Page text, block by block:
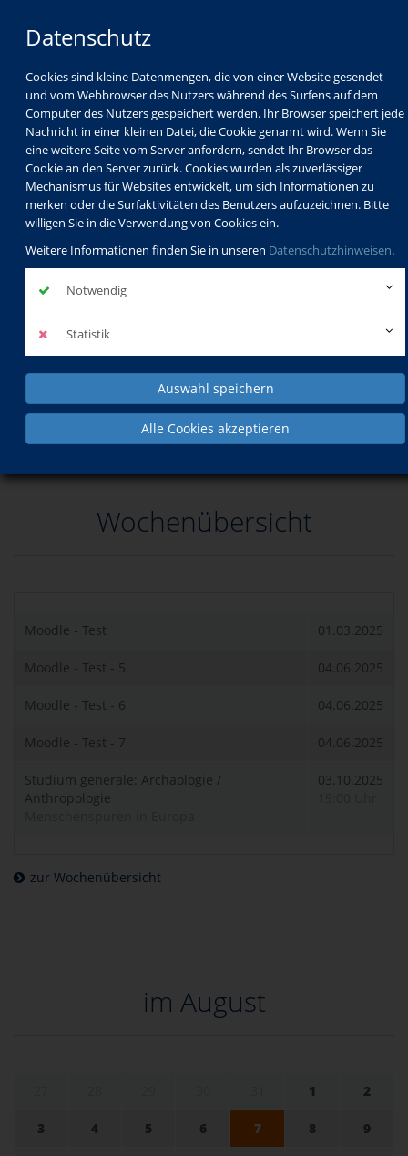
Datenschutz
Cookies sind kleine Datenmengen, die von einer Website gesendet
und vom Webbrowser des Nutzers während des Surfens auf dem
Computer des Nutzers gespeichert werden. Ihr Browser speichert jede
Nachricht in einer kleinen Datei, die Cookie genannt wird. Wenn Sie
eine weitere Seite vom Server anfordern, sendet Ihr Browser das
Cookie an den Server zurück. Cookies wurden als zuverlässiger
Mechanismus für Websites entwickelt, um sich Informationen zu
merken oder die Surfaktivitäten des Benutzers aufzuzeichnen. Bitte
willigen Sie in die Verwendung von Cookies ein.
Weitere Informationen finden Sie in unseren Datenschutzhinweisen.
Notwendig
Statistik
Auswahl speichern
Alle Cookies akzeptieren
Wochenübersicht
Moodle - Test 01.03.2025
Moodle - Test - 5 04.06.2025
Moodle - Test - 6 04.06.2025
Moodle - Test - 7 04.06.2025
Studium generale: Archäologie /
Anthropologie
03.10.2025
zur Wochenübersicht
im August
1 2
3 4 5 6 7 8 9